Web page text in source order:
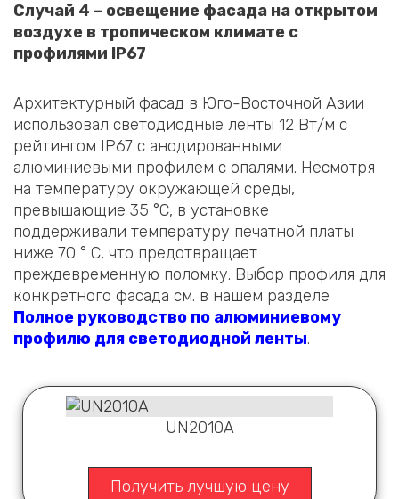
Случай 4 – освещение фасада на открытом
воздухе в тропическом климате с
профилями IP67
Архитектурный фасад в Юго-Восточной Азии
использовал светодиодные ленты 12 Вт/м с
рейтингом IP67 с анодированными
алюминиевыми профилем с опалями. Несмотря
на температуру окружающей среды,
превышающие 35 °C, в установке
поддерживали температуру печатной платы
ниже 70 ° C, что предотвращает
преждевременную поломку. Выбор профиля для
конкретного фасада см. в нашем разделе
Полное руководство по алюминиевому
профилю для светодиодной ленты.
UN2010A
Получить лучшую цену